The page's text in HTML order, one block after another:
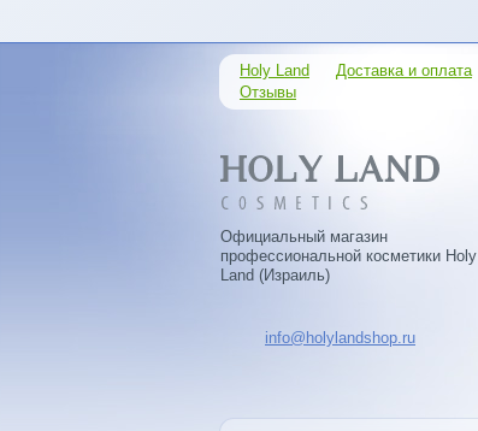
Holy Land Доставка и оплата
Отзывы
Официальный магазин
профессиональной косметики Holy
Land (Израиль)
info@holylandshop.ru